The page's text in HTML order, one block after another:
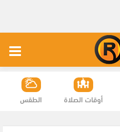
الطقس أوقات الصلاة